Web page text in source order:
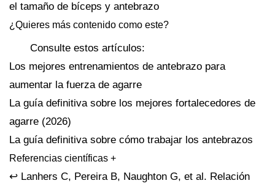
el tamaño de bíceps y antebrazo
¿Quieres más contenido como este?
Consulte estos artículos:
Los mejores entrenamientos de antebrazo para
aumentar la fuerza de agarre
La guía definitiva sobre los mejores fortalecedores de
agarre (2026)
La guía definitiva sobre cómo trabajar los antebrazos
Referencias científicas +
↩ Lanhers C, Pereira B, Naughton G, et al. Relación